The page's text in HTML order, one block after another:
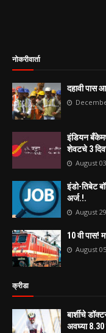
नोकरीवार्ता
दहावी पास
इंडियन
शेवटचे 3
August
इंडो-तिबेट
अर्ज.!.
August
10 वी पास!
August
क्रीडा
बार्शीचे
अवघ्या 8.30